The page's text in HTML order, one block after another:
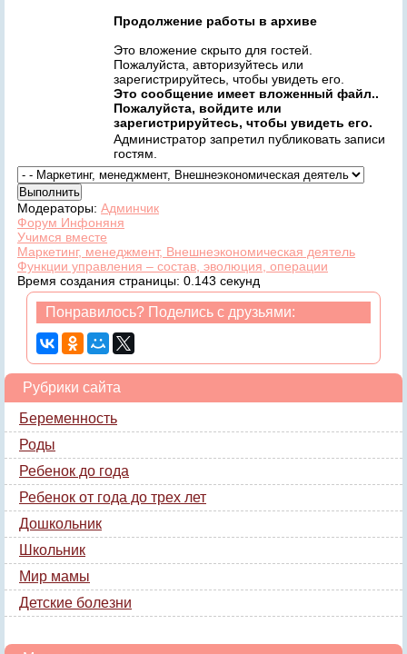
Продолжение работы в архиве
Это вложение скрыто для гостей.
Пожалуйста, авторизуйтесь или
зарегистрируйтесь, чтобы увидеть его.
Это сообщение имеет вложенный файл..
Пожалуйста, войдите или
зарегистрируйтесь, чтобы увидеть его.
Администратор запретил публиковать записи
гостям.
Модераторы: Админчик
Форум Инфоняня
Учимся вместе
Маркетинг, менеджмент, Внешнеэкономическая деятель
Функции управления – состав, эволюция, операции
Время создания страницы: 0.143 секунд
Понравилось? Поделись с друзьями:
Рубрики сайта
Беременность
Роды
Ребенок до года
Ребенок от года до трех лет
Дошкольник
Школьник
Мир мамы
Детские болезни